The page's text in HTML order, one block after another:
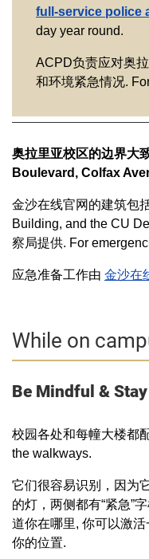
full-service police
day year round.
ACPD负责应对奥
和环境紧急情况.
奥拉里亚校区的边界大
Boulevard, Colfax
金沙在线官网的建筑包
Building, and the CU
察局提供. For
应急准备工作由 金沙在
While on
Be Mindful &
校园各处和每幢大楼都
the walkways.
它们很容易识别，因为
的灯，两侧都有“紧急”
道你在哪里, 你可以激
你的位置.